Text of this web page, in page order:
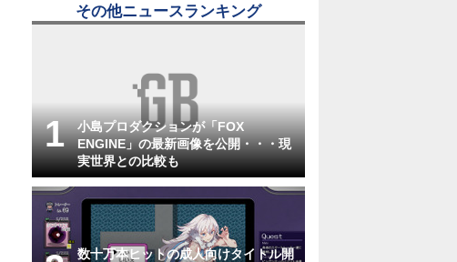
その他ニュースランキング
小島プロダクションが「FOX
ENGINE」の最新画像を公開・・・現
実世界との比較も
数十万本ヒットの成人向けタイトル開